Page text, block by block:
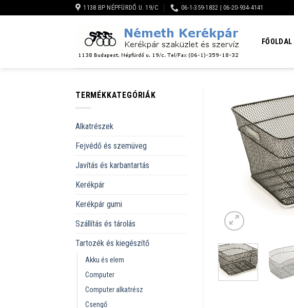
to
1138 BP NÉPFÜRDŐ U. 19/C 06-1-359-1832 | 06-20-934-4141
FŐOLDAL
TERMÉKKATEGÓRIÁK
Alkatrészek
Fejvédő és szemüveg
Javítás és karbantartás
Kerékpár
Kerékpár gumi
Szállítás és tárolás
Tartozék és kiegészítő
Akku és elem
Computer
Computer alkatrész
Csengő